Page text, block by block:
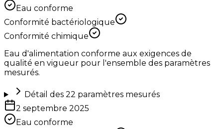
Eau conforme
Conformité bactériologique
Conformité chimique
Eau d'alimentation conforme aux exigences de
qualité en vigueur pour l'ensemble des paramètres
mesurés.
Détail des 22 paramètres mesurés
2 septembre 2025
Eau conforme